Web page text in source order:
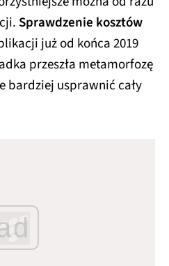
Sprawdzenie kosztów
już od końca 2019
przeszła metamorfozę
bardziej usprawnić cały